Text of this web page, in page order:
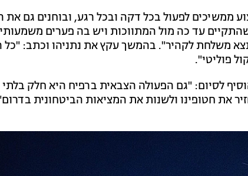
ממשיכים לפעול בכל דקה ובכל רגע, ובוחנים גם
עד כה מול המתווכות ויש בה פערים
משלחת לקהיר". בהמשך עקץ את נתניהו וכתב:
פוליטי".
לסיום: "גם הפעולה הצבאית ברפיח היא חלק
את חטופינו ולשנות את המציאות הביטחונית